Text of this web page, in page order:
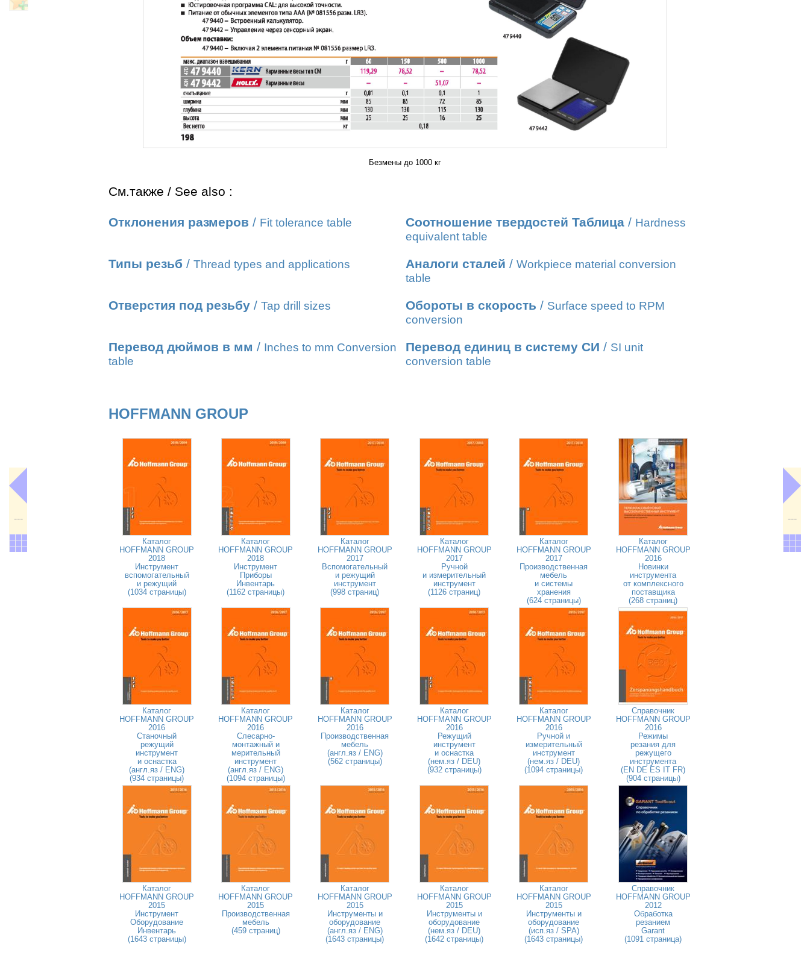
Безмены до 1000 кг
См.также / See also :
Отклонения размеров / Fit tolerance table Соотношение твердостей Таблица / Hardness
equivalent table
Типы резьб / Thread types and applications Аналоги сталей / Workpiece material conversion
table
Отверстия под резьбу / Tap drill sizes Обороты в скорость / Surface speed to RPM
conversion
Перевод дюймов в мм / Inches to mm Conversion
table
Перевод единиц в систему СИ / SI unit
conversion table
HOFFMANN GROUP
Каталог
HOFFMANN GROUP
2018
Инструмент
вспомогательный
и режущий
(1034 страницы)
Каталог
HOFFMANN GROUP
2018
Инструмент
Приборы
Инвентарь
(1162 страницы)
Каталог
HOFFMANN GROUP
2017
Вспомогательный
и режущий
инструмент
(998 страниц)
Каталог
HOFFMANN GROUP
2017
Ручной
и измерительный
инструмент
(1126 страниц)
Каталог
HOFFMANN GROUP
2017
Производственная
мебель
и системы
хранения
(624 страницы)
Каталог
HOFFMANN GROUP
2016
Новинки
инструмента
от комплексного
поставщика
(268 страниц)
Каталог
HOFFMANN GROUP
2016
Станочный
режущий
инструмент
и оснастка
(англ.яз / ENG)
(934 страницы)
Каталог
HOFFMANN GROUP
2016
Слесарно-
монтажный и
мерительный
инструмент
(англ.яз / ENG)
(1094 страницы)
Каталог
HOFFMANN GROUP
2016
Производственная
мебель
(англ.яз / ENG)
(562 страницы)
Каталог
HOFFMANN GROUP
2016
Режущий
инструмент
и оснастка
(нем.яз / DEU)
(932 страницы)
Каталог
HOFFMANN GROUP
2016
Ручной и
измерительный
инструмент
(нем.яз / DEU)
(1094 страницы)
Справочник
HOFFMANN GROUP
2016
Режимы
резания для
режущего
инструмента
(EN DE ES IT FR)
(904 страницы)
Каталог
HOFFMANN GROUP
2015
Инструмент
Оборудование
Инвентарь
(1643 страницы)
Каталог
HOFFMANN GROUP
2015
Производственная
мебель
(459 страниц)
Каталог
HOFFMANN GROUP
2015
Инструменты и
оборудование
(англ.яз / ENG)
(1643 страницы)
Каталог
HOFFMANN GROUP
2015
Инструменты и
оборудование
(нем.яз / DEU)
(1642 страницы)
Каталог
HOFFMANN GROUP
2015
Инструменты и
оборудование
(исп.яз / SPA)
(1643 страницы)
Справочник
HOFFMANN GROUP
2012
Обработка
резанием
Garant
(1091 страница)
--- ---